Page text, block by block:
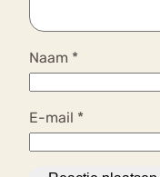
Naam *
E-mail *